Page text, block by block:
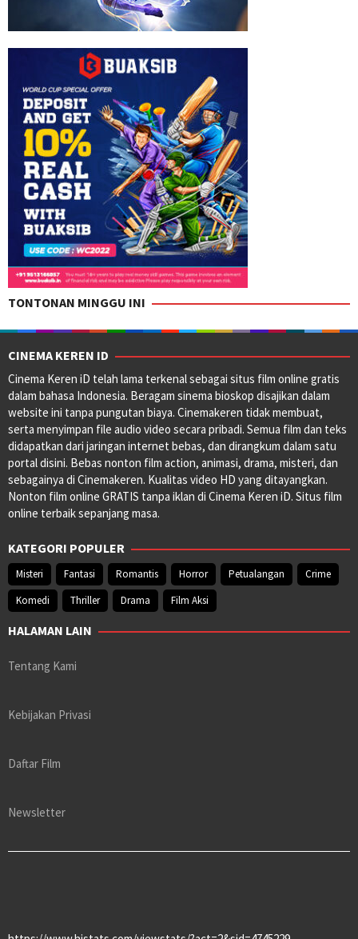
TONTONAN MINGGU INI
CINEMA KEREN ID
Cinema Keren iD telah lama terkenal sebagai situs film online gratis
dalam bahasa Indonesia. Beragam sinema bioskop disajikan dalam
website ini tanpa pungutan biaya. Cinemakeren tidak membuat,
serta menyimpan file audio video secara pribadi. Semua film dan teks
didapatkan dari jaringan internet bebas, dan dirangkum dalam satu
portal disini. Bebas nonton film action, animasi, drama, misteri, dan
sebagainya di Cinemakeren. Kualitas video HD yang ditayangkan.
Nonton film online GRATIS tanpa iklan di Cinema Keren iD. Situs film
online terbaik sepanjang masa.
KATEGORI POPULER
Misteri Fantasi Romantis Horror Petualangan
Crime
Komedi
Thriller Drama Film Aksi
HALAMAN LAIN
Tentang Kami
Kebijakan Privasi
Daftar Film
Newsletter